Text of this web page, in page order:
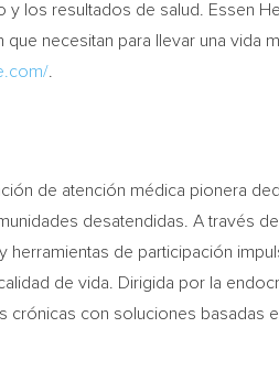
y los resultados de salud. Essen
que necesitan para llevar una vida
de atención médica pionera
desatendidas. A través
herramientas de participación
de vida. Dirigida por la
crónicas con soluciones basadas